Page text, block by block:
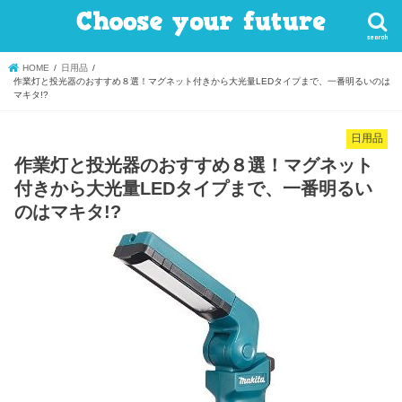
search
HOME
日用品
作業灯と投光器のおすすめ８選！マグネット付きから大光量LEDタイプまで、一番明るいのは
マキタ!?
日用品
作業灯と投光器のおすすめ８選！マグネット
付きから大光量LEDタイプまで、一番明るい
のはマキタ!?